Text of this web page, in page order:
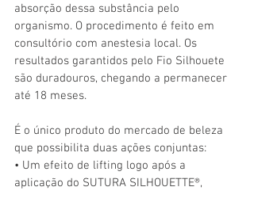
absorção dessa substância pelo
organismo. O procedimento é feito em
consultório com anestesia local. Os
resultados garantidos pelo Fio Silhouete
são duradouros, chegando a permanecer
até 18 meses.
É o único produto do mercado de beleza
que possibilita duas ações conjuntas:
• Um efeito de lifting logo após a
aplicação do SUTURA SILHOUETTE®,